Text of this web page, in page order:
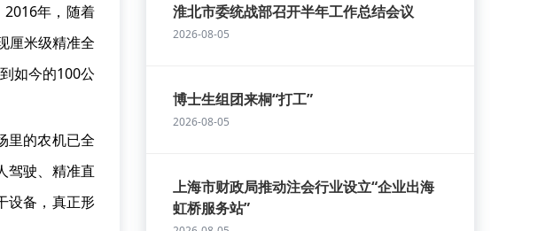
2016年，随着
厘米级精准全
如今的100公
里的农机已全
驾驶、精准直
设备，真正形
淮北市委统战部召开半年工作总结会议
2026-08-05
博士生组团来桐“打工”
2026-08-05
上海市财政局推动注会行业设立“企业出海
虹桥服务站”